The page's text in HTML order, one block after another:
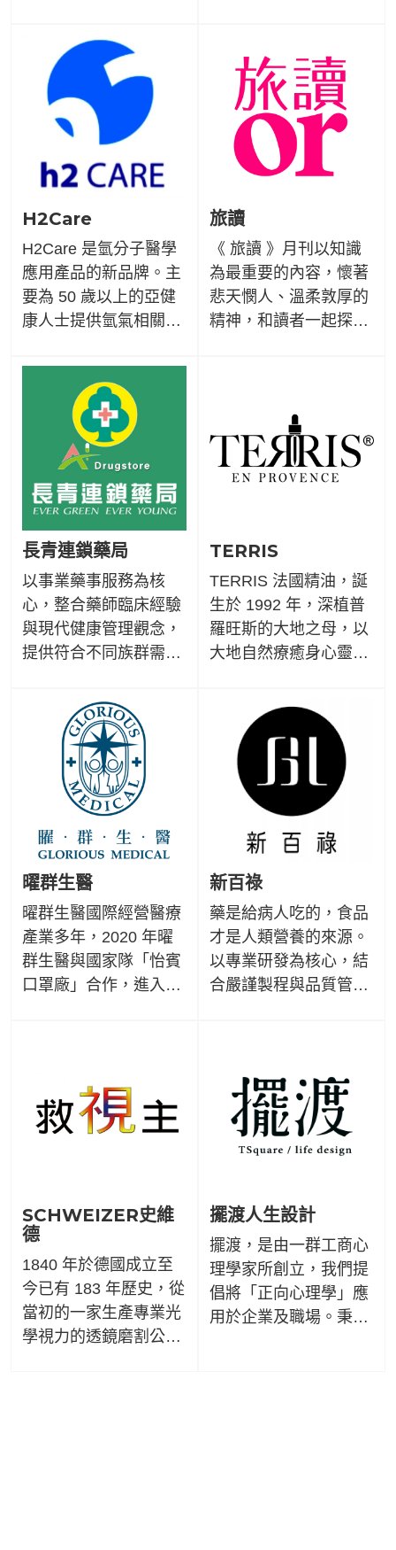
養師等專家作為顧問，
透過不斷地挑戰內容及
模式創新，讓健康知識
以更易讀、更可親的方
式傳達給大家。
層把關，顧客的健康就
是使命。以「健康、活
力、養生、天然」的概
念出發，持續推出高品
質的堅果系列，讓大家
都能購買的安心、送的
H2Care
H2Care 是氫分子醫學
應用產品的新品牌。主
要為 50 歲以上的亞健
康人士提供氫氣相關家
中保養身體的工具。且
希望可以更優惠、更方
便地使用產品。
旅讀
《 旅讀 》月刊以知識
為最重要的內容，懷著
悲天憫人、溫柔敦厚的
精神，和讀者一起探索
錯過《旅讀》能帶給你
的「體驗式閱讀」，一
起揹起知識行囊，探索
生活版圖。
長青連鎖藥局
以事業藥事服務為核
心，整合藥師臨床經驗
與現代健康管理觀念，
提供符合不同族群需求
TERRIS
TERRIS 法國精油，誕
生於 1992 年，深植普
羅旺斯的大地之母，以
大地自然療癒身心靈為
效保養以及科學芳療研
創理念，持續創新與專
精植萃能量帶給人們的
從身、心靈全方位的提
升。讓 TERRIS 法國精
油成為大地的恩典，每
好生活品質。
曜群生醫
曜群生醫國際經營醫療
產業多年，2020 年曜
群生醫與國家隊「怡賓
口罩廠」合作，進入口
罕見心靈繪話班的訓練
之用，幫助更多罕病病
心力。
新百祿
藥是給病人吃的，食品
才是人類營養的來源。
以專業研發為核心，結
合嚴謹製程與品質管理
可靠的支持。
SCHWEIZER史維
德
1840 年於德國成立至
今已有 183 年歷史，從
當初的一家生產專業光
學視力的透鏡磨割公
擺渡人生設計
擺渡，是由一群工商心
理學家所創立，我們提
倡將「正向心理學」應
用於企業及職場。秉持